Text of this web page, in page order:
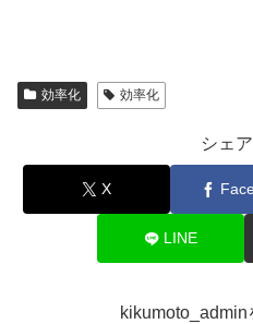
効率化 効率化
シェ
X
LINE
kikumoto_admin